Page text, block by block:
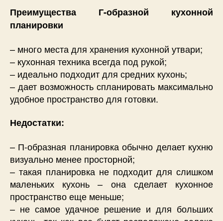
Преимущества Г-образной кухонной
планировки
– много места для хранения кухонной утвари;
– кухонная техника всегда под рукой;
– идеально подходит для средних кухонь;
– дает возможность спланировать максимально
удобное пространство для готовки.
Недостатки:
– П-образная планировка обычно делает кухню
визуально менее просторной;
– такая планировка не подходит для слишком
маленьких кухонь – она сделает кухонное
пространство еще меньше;
– не самое удачное решение и для больших